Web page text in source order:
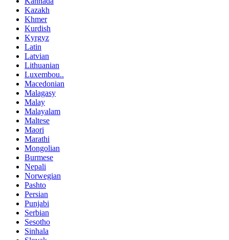
Kazakh
Khmer
Kurdish
Kyrgyz
Latin
Latvian
Lithuanian
Luxembou..
Macedonian
Malagasy
Malay
Malayalam
Maltese
Maori
Marathi
Mongolian
Burmese
Nepali
Norwegian
Pashto
Persian
Punjabi
Serbian
Sesotho
Sinhala